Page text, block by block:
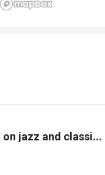
on jazz and classi...